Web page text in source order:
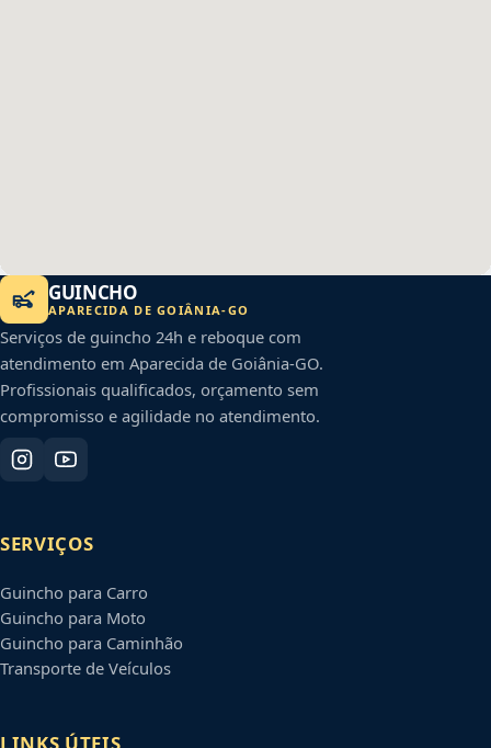
GUINCHO
APARECIDA DE GOIÂNIA-GO
Serviços de guincho 24h e reboque com
atendimento em Aparecida de Goiânia-GO.
Profissionais qualificados, orçamento sem
compromisso e agilidade no atendimento.
SERVIÇOS
Guincho para Carro
Guincho para Moto
Guincho para Caminhão
Transporte de Veículos
LINKS ÚTEIS